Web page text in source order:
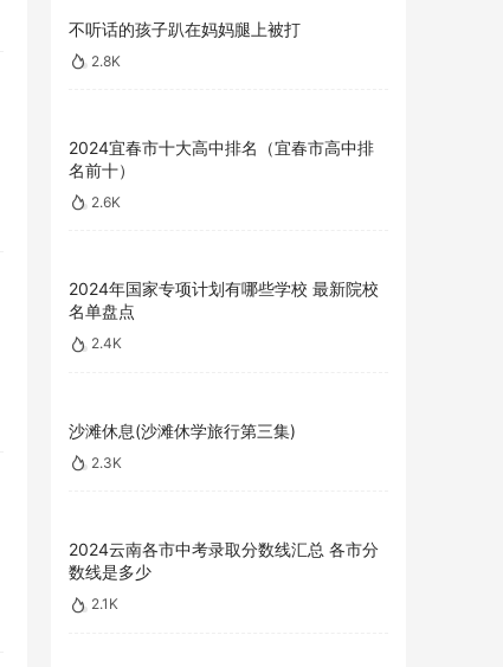
不听话的孩子趴在妈妈腿上被打
2.8K
2024宜春市十大高中排名（宜春市高中排
名前十）
2.6K
2024年国家专项计划有哪些学校 最新院校
名单盘点
2.4K
沙滩休息(沙滩休学旅行第三集)
2.3K
2024云南各市中考录取分数线汇总 各市分
数线是多少
2.1K